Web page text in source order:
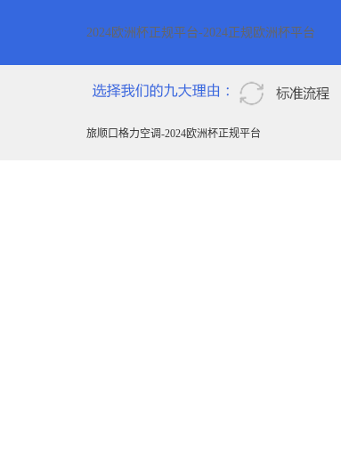
2024欧洲杯正规平台-2024正规欧洲杯平台
旅顺口格力空调-2024欧洲杯正规平台